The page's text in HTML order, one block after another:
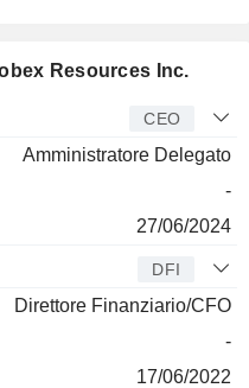
Resources Inc.
CEO
Amministratore Delegato
-
27/06/2024
DFI
Direttore Finanziario/CFO
-
17/06/2022